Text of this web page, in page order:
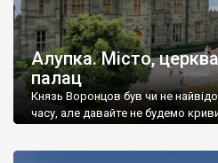
Алупка. Місто,
палац
Князь Воронцов був чи не
часу, але давайте не будемо